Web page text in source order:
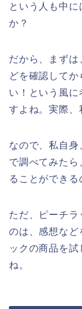
という人も中に
か？
だから、まずは
どを確認して
い！という風
すよね。実際、
なので、私自
で調べてみたら
ることができる
ただ、ピーチラ
のは、感想など
ックの商品を
ね。